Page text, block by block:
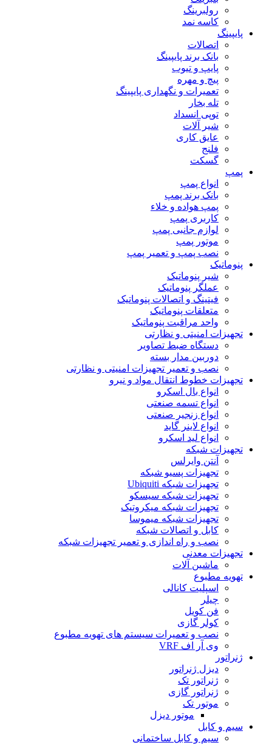
رولبرینگ
کاسه نمد
پایپینگ
اتصالات
بانک برند پایپینگ
پایپ و تیوب
پیچ و مهره
تعمیرات و نگهداری پایپینگ
تله بخار
توپی انسداد
شیر آلات
عایق کاری
فلنج
گسکت
پمپ
انواع پمپ
بانک برند پمپ
پمپ هواده و خلاء
کاربری پمپ
لوازم جانبی پمپ
موتور پمپ
نصب پمپ و تعمیر پمپ
پنوماتیک
شیر پنوماتیک
عملگر پنوماتیک
فیتینگ و اتصالات پنوماتیک
متعلقات پنوماتیک
واحد مراقبت پنوماتیک
تجهیزات امنیتی و نظارتی
دستگاه ضبط تصاویر
دوربین مدار بسته
نصب و تعمیر تجهیزات امنیتی و نظارتی
تجهیزات خطوط انتقال مواد و نیرو
انواع بال اسکرو
انواع تسمه صنعتی
انواع زنجیر صنعتی
انواع لاینر گاید
انواع لید اسکرو
تجهیزات شبکه
آنتن وایرلس
تجهیزات پسیو شبکه
تجهیزات شبکه Ubiquiti
تجهیزات شبکه سیسکو
تجهیزات شبکه میکروتیک
تجهیزات شبکه میموسا
کابل و اتصالات شبکه
نصب و راه اندازی و تعمیر تجهیزات شبکه
تجهیزات معدنی
ماشین آلات
تهویه مطبوع
اسپلیت کانالی
چیلر
فن کویل
کولر گازی
نصب و تعمیرات سیستم های تهویه مطبوع
وی آر اف VRF
ژنراتور
دیزل ژنراتور
ژنراتور تک
ژنراتور گازی
موتور تک
موتور دیزل
سیم و کابل
سیم و کابل ساختمانی